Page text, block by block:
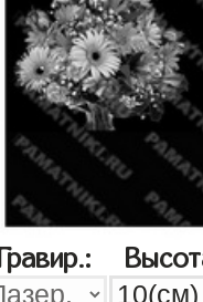
Гравир.: